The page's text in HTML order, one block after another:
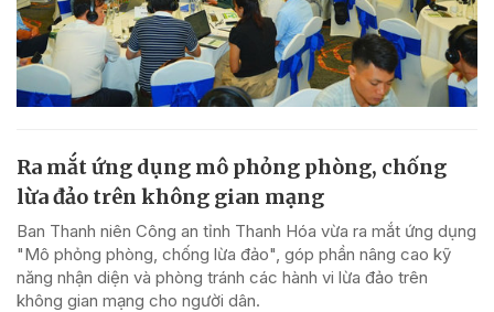
Ra mắt ứng dụng mô phỏng phòng, chống
lừa đảo trên không gian mạng
Ban Thanh niên Công an tỉnh Thanh Hóa vừa ra mắt ứng dụng
"Mô phỏng phòng, chống lừa đảo", góp phần nâng cao kỹ
năng nhận diện và phòng tránh các hành vi lừa đảo trên
không gian mạng cho người dân.